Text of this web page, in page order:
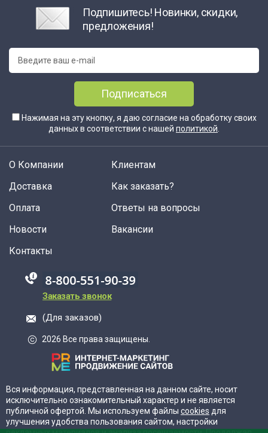
Подпишитесь! Новинки, скидки,
предложения!
Подписаться
Нажимая на эту кнопку, я даю согласие на обработку своих
данных в соответствии с нашей политикой
О Компании
Доставка
Оплата
Новости
Клиентам
Как заказать?
Ответы на вопросы
Вакансии
Контакты
88005555550
Заказать звонок
(Для заказов)
2026 Все права защищены.
Вся информация, представленная на данном сайте, носит
исключительно ознакомительный характер и не является
публичной офертой. Мы используем файлы cookies для
улучшения удобства пользования сайтом, настройки